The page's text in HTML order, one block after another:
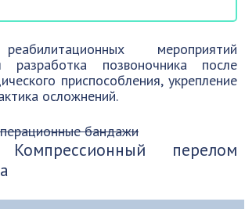
мероприятий
разработка позвоночника после
приспособления, укрепление
осложнений.
бандажи
перелом